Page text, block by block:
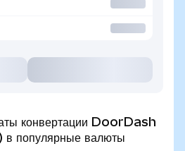
конвертации DoorDash
популярные валюты